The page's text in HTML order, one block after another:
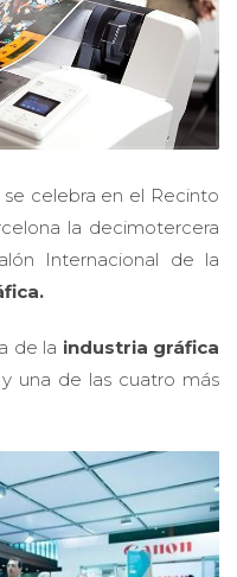
celebra en el Recinto
la decimotercera
Internacional de la
de la industria gráfica
una de las cuatro más